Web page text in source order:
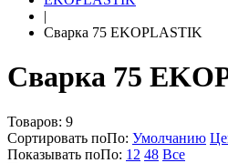
|
Сварка 75 EKOPLASTIK
Сварка 75
Товаров: 9
Сортировать поПо: Умолчанию
Показывать поПо: 12 48 Все